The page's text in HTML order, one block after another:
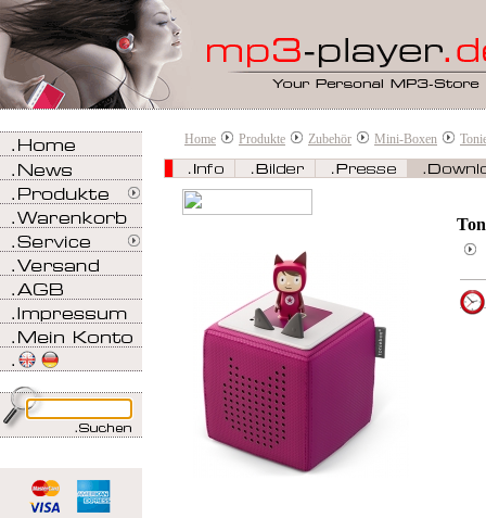
Home Produkte Zubehör Mini-Boxen